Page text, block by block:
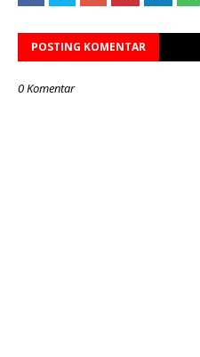
POSTING KOMENTAR
0 Komentar